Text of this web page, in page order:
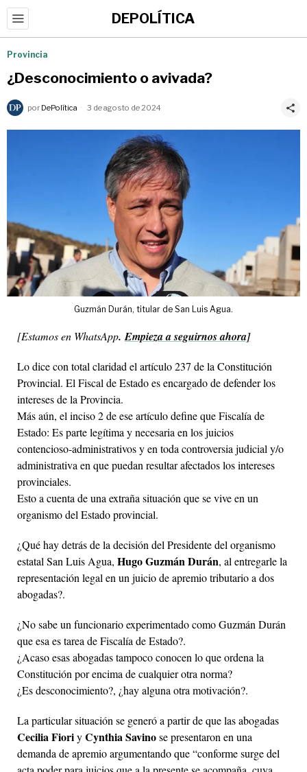
DEPOLÍTICA
Provincia
¿Desconocimiento o avivada?
por DePolítica 3 de agosto de 2024
Guzmán Durán, titular de San Luis Agua.
[Estamos en WhatsApp.Empieza a seguirnos ahora]
Lo dice con total claridad el artículo 237 de la Constitución
Provincial. El Fiscal de Estado es encargado de defender los
intereses de la Provincia.
Más aún, el inciso 2 de ese artículo define que Fiscalía de
Estado: Es parte legítima y necesaria en los juicios
contencioso-administrativos y en toda controversia judicial y/o
administrativa en que puedan resultar afectados los intereses
provinciales.
Esto a cuenta de una extraña situación que se vive en un
organismo del Estado provincial.
¿Qué hay detrás de la decisión del Presidente del organismo
estatal San Luis Agua, Hugo Guzmán Durán, al entregarle la
representación legal en un juicio de apremio tributario a dos
abogadas?.
¿No sabe un funcionario experimentado como Guzmán Durán
que esa es tarea de Fiscalía de Estado?.
¿Acaso esas abogadas tampoco conocen lo que ordena la
Constitución por encima de cualquier otra norma?
¿Es desconocimiento?, ¿hay alguna otra motivación?.
La particular situación se generó a partir de que las abogadas
Cecilia FioriyCynthia Savinose presentaron en una
demanda de apremio argumentando que “conforme surge del